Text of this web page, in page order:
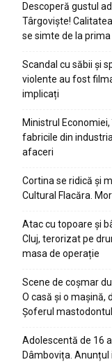
Descoperă gustul
Târgoviște!
se simte de la
Scandal cu săbii și
violente au fost
implicați
Ministrul
fabricile din
afaceri
Cortina se ridică și
Cultural Flacăra.
Atac cu topoare și
Cluj, terorizat pe
masa de operație
Scene de coșmar
O casă și o mașină,
Șoferul
Adolescentă de 16
Dâmbovița.